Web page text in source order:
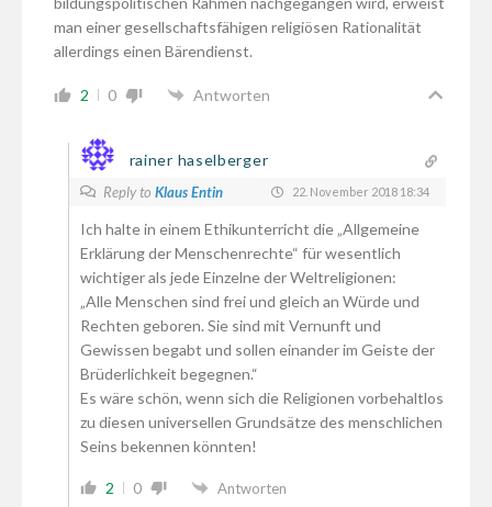
man einer gesellschaftsfähigen religiösen Rationalität
allerdings einen Bärendienst.
2 0 Antworten
rainer haselberger
Reply to Klaus Entin 22. November 2018 18:34
Ich halte in einem Ethikunterricht die „Allgemeine
Erklärung der Menschenrechte“ für wesentlich
wichtiger als jede Einzelne der Weltreligionen:
„Alle Menschen sind frei und gleich an Würde und
Rechten geboren. Sie sind mit Vernunft und
Gewissen begabt und sollen einander im Geiste der
Brüderlichkeit begegnen.“
Es wäre schön, wenn sich die Religionen vorbehaltlos
zu diesen universellen Grundsätze des menschlichen
Seins bekennen könnten!
2 0 Antworten